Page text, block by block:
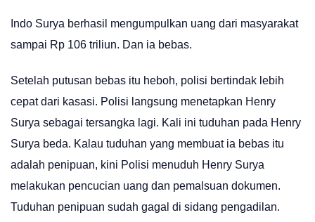
Indo Surya berhasil mengumpulkan uang dari masyarakat
sampai Rp 106 triliun. Dan ia bebas.
Setelah putusan bebas itu heboh, polisi bertindak lebih
cepat dari kasasi. Polisi langsung menetapkan Henry
Surya sebagai tersangka lagi. Kali ini tuduhan pada Henry
Surya beda. Kalau tuduhan yang membuat ia bebas itu
adalah penipuan, kini Polisi menuduh Henry Surya
melakukan pencucian uang dan pemalsuan dokumen.
Tuduhan penipuan sudah gagal di sidang pengadilan.